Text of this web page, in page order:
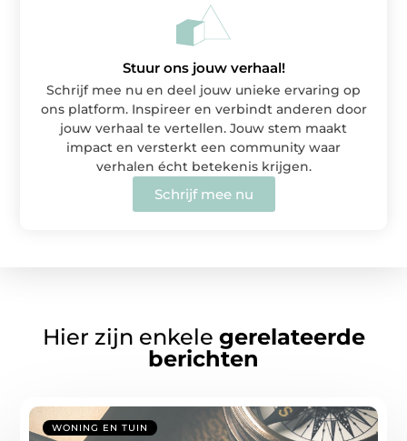
Stuur ons jouw verhaal!
Schrijf mee nu en deel jouw unieke ervaring op
ons platform. Inspireer en verbindt anderen door
jouw verhaal te vertellen. Jouw stem maakt
impact en versterkt een community waar
verhalen écht betekenis krijgen.
Schrijf mee nu
Hier zijn enkele gerelateerde
berichten
WONING EN TUIN